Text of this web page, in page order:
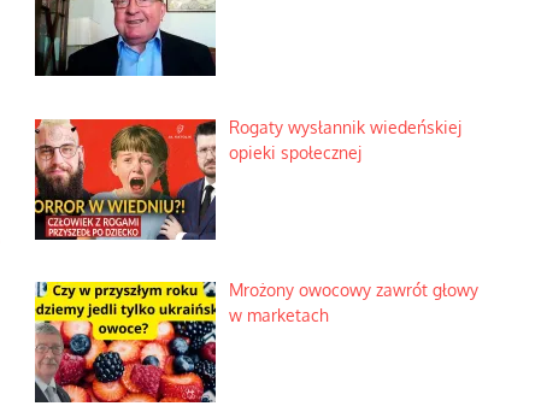
Rogaty wysłannik wiedeńskiej
opieki społecznej
Mrożony owocowy zawrót głowy
w marketach